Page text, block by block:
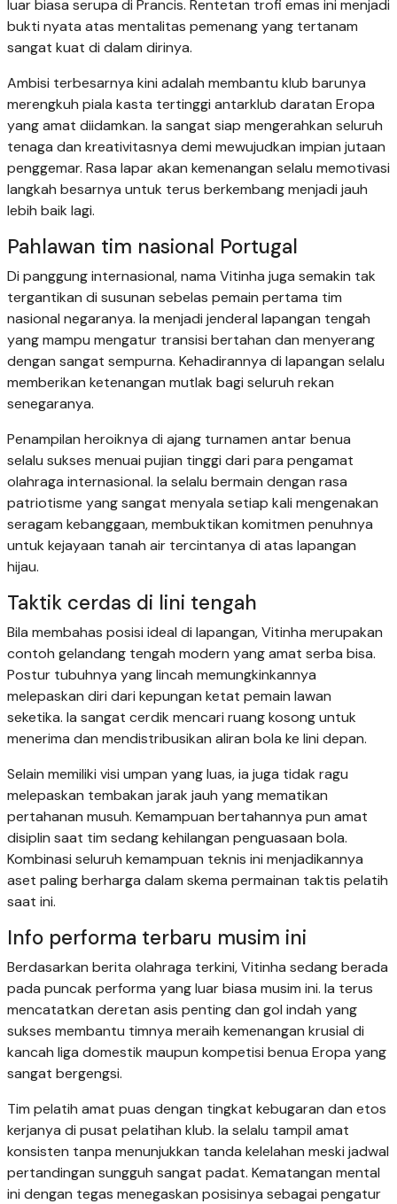
luar biasa serupa di Prancis. Rentetan trofi emas ini menjadi
bukti nyata atas mentalitas pemenang yang tertanam
sangat kuat di dalam dirinya.
Ambisi terbesarnya kini adalah membantu klub barunya
merengkuh piala kasta tertinggi antarklub daratan Eropa
yang amat diidamkan. Ia sangat siap mengerahkan seluruh
tenaga dan kreativitasnya demi mewujudkan impian jutaan
penggemar. Rasa lapar akan kemenangan selalu memotivasi
langkah besarnya untuk terus berkembang menjadi jauh
lebih baik lagi.
Pahlawan tim nasional Portugal
Di panggung internasional, nama Vitinha juga semakin tak
tergantikan di susunan sebelas pemain pertama tim
nasional negaranya. Ia menjadi jenderal lapangan tengah
yang mampu mengatur transisi bertahan dan menyerang
dengan sangat sempurna. Kehadirannya di lapangan selalu
memberikan ketenangan mutlak bagi seluruh rekan
senegaranya.
Penampilan heroiknya di ajang turnamen antar benua
selalu sukses menuai pujian tinggi dari para pengamat
olahraga internasional. Ia selalu bermain dengan rasa
patriotisme yang sangat menyala setiap kali mengenakan
seragam kebanggaan, membuktikan komitmen penuhnya
untuk kejayaan tanah air tercintanya di atas lapangan
hijau.
Taktik cerdas di lini tengah
Bila membahas posisi ideal di lapangan, Vitinha merupakan
contoh gelandang tengah modern yang amat serba bisa.
Postur tubuhnya yang lincah memungkinkannya
melepaskan diri dari kepungan ketat pemain lawan
seketika. Ia sangat cerdik mencari ruang kosong untuk
menerima dan mendistribusikan aliran bola ke lini depan.
Selain memiliki visi umpan yang luas, ia juga tidak ragu
melepaskan tembakan jarak jauh yang mematikan
pertahanan musuh. Kemampuan bertahannya pun amat
disiplin saat tim sedang kehilangan penguasaan bola.
Kombinasi seluruh kemampuan teknis ini menjadikannya
aset paling berharga dalam skema permainan taktis pelatih
saat ini.
Info performa terbaru musim ini
Berdasarkan berita olahraga terkini, Vitinha sedang berada
pada puncak performa yang luar biasa musim ini. Ia terus
mencatatkan deretan asis penting dan gol indah yang
sukses membantu timnya meraih kemenangan krusial di
kancah liga domestik maupun kompetisi benua Eropa yang
sangat bergengsi.
Tim pelatih amat puas dengan tingkat kebugaran dan etos
kerjanya di pusat pelatihan klub. Ia selalu tampil amat
konsisten tanpa menunjukkan tanda kelelahan meski jadwal
pertandingan sungguh sangat padat. Kematangan mental
ini dengan tegas menegaskan posisinya sebagai pengatur